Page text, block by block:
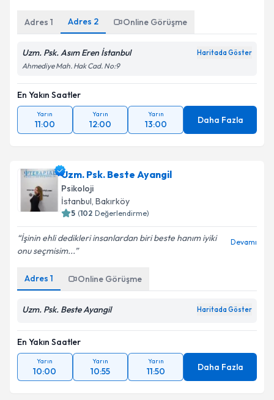
Adres 1 Adres 2 Online Görüşme
Uzm. Psk. Asım Eren İstanbul Haritada Göster
Ahmediye Mah. Hak Cad. No:9
En Yakın Saatler
Yarın
11:00
Yarın
12:00
Yarın
13:00 Daha Fazla
Uzm. Psk. Beste Ayangil
Psikoloji
İstanbul, Bakırköy
5 (102 Değerlendirme)
İşinin ehli dedikleri insanlardan biri beste hanım iyiki
onu seçmisim...
Devamı
Adres 1 Online Görüşme
Uzm. Psk. Beste Ayangil Haritada Göster
En Yakın Saatler
Yarın
10:00
Yarın
10:55
Yarın
11:50 Daha Fazla